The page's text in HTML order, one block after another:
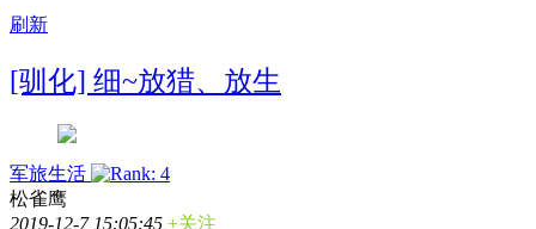
刷新
[驯化] 细~放猎、放生
军旅生活
松雀鹰
2019-12-7 15:05:45 +关注